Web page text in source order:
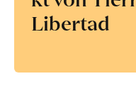
Libertad